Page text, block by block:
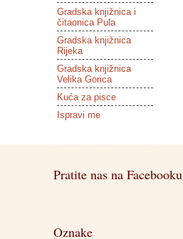
Gradska knjižnica i
čitaonica Pula
Gradska knjižnica
Rijeka
Gradska knjižnica
Velika Gorica
Kuća za pisce
Ispravi me
Pratite nas na Facebooku
Oznake